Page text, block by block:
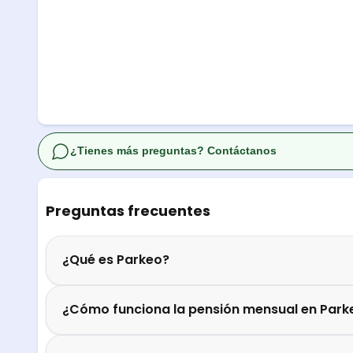
Preguntas frecuentes
¿Qué es Parkeo?
¿Cómo funciona la pensión mensual en
¿Tienes más preguntas? Contáctanos